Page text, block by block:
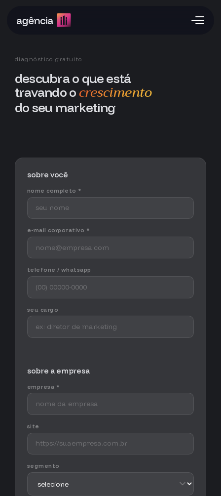
diagnóstico gratuito
descubra o que está
travando ocrescimento
do seu marketing
sobre você
nome completo *
e-mail corporativo *
telefone / whatsapp
seu cargo
sobre a empresa
empresa *
site
segmento